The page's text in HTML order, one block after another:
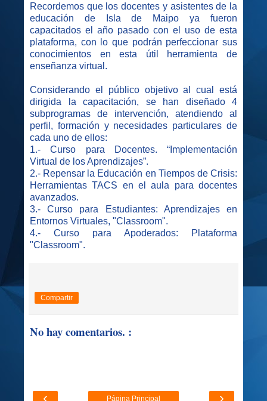
Recordemos que los docentes y asistentes de la
educación de Isla de Maipo ya fueron
capacitados el año pasado con el uso de esta
plataforma, con lo que podrán perfeccionar sus
conocimientos en esta útil herramienta de
enseñanza virtual.
Considerando el público objetivo al cual está
dirigida la capacitación, se han diseñado 4
subprogramas de intervención, atendiendo al
perfil, formación y necesidades particulares de
cada uno de ellos:
1.- Curso para Docentes. “Implementación
Virtual de los Aprendizajes”.
2.- Repensar la Educación en Tiempos de Crisis:
Herramientas TACS en el aula para docentes
avanzados.
3.- Curso para Estudiantes: Aprendizajes en
Entornos Virtuales, "Classroom".
4.- Curso para Apoderados: Plataforma
"Classroom".
Compartir
No hay comentarios. :
‹ ›
Página Principal